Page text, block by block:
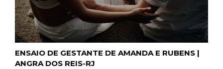
ENSAIO DE GESTANTE DE AMANDA E RUBENS |
ANGRA DOS REIS-RJ